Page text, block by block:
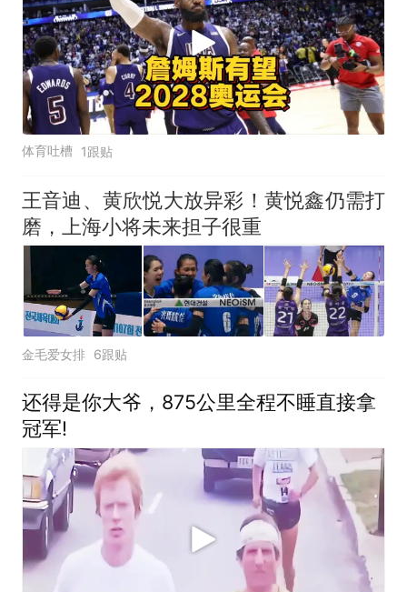
体育吐槽 1跟贴
王音迪、黄欣悦大放异彩！黄悦鑫仍需打
磨，上海小将未来担子很重
金毛爱女排 6跟贴
还得是你大爷，875公里全程不睡直接拿
冠军!